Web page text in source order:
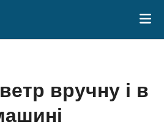
вручну і в